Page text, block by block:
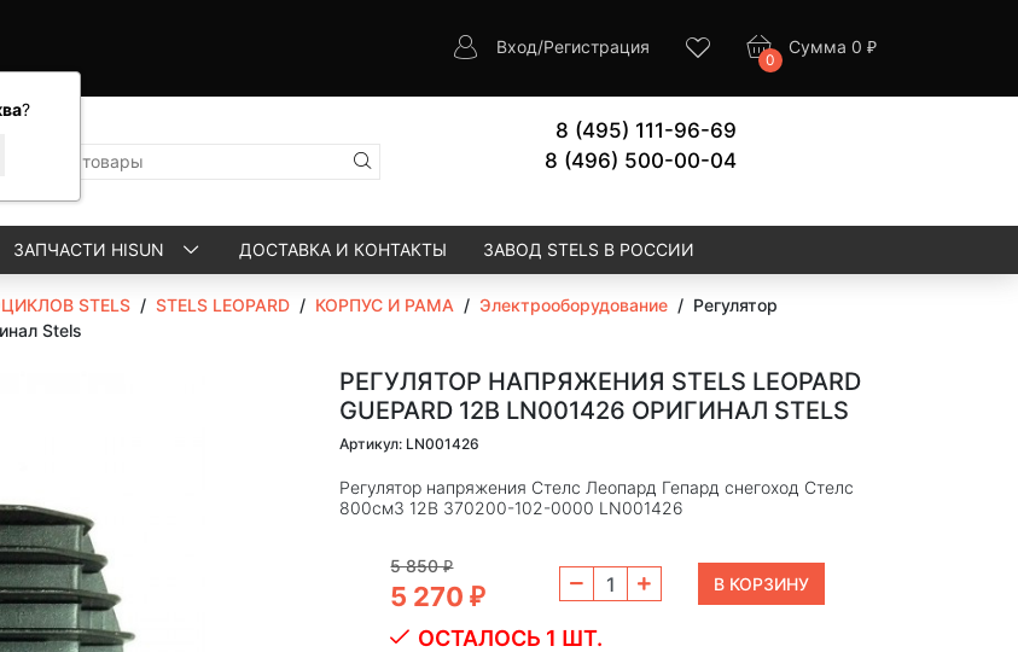
?
Вход/Регистрация
0
Сумма 0 ₽
8 (495) 111-96-69
8 (496) 500-00-04
ЗАПЧАСТИ HISUN ДОСТАВКА И КОНТАКТЫ ЗАВОД STELS В РОССИИ
STELS / STELS LEOPARD / КОРПУС И РАМА / Электрооборудование / Регулятор
Stels
РЕГУЛЯТОР НАПРЯЖЕНИЯ STELS LEOPARD
GUEPARD 12В LN001426 ОРИГИНАЛ STELS
Артикул: LN001426
Регулятор напряжения Стелс Леопард Гепард снегоход Стелс
800см3 12В 370200-102-0000 LN001426
5 850₽
5 270₽
ОСТАЛОСЬ 1 ШТ.